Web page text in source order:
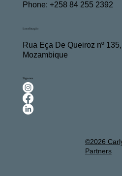
Phone: +258 84 255 2392
Localização
Rua Eça De Queiroz nº
Mozambique
Siga-nos
©2026
Partners